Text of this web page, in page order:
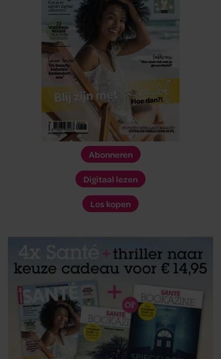
Abonneren
Digitaal lezen
Los kopen